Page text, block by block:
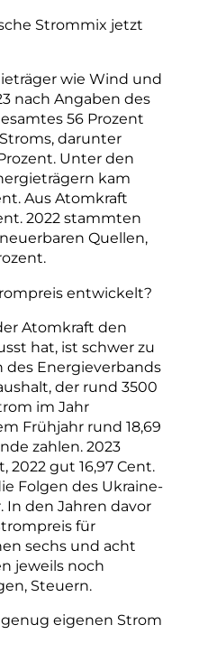
Strommix jetzt
wie Wind und
nach Angaben des
56 Prozent
darunter
Unter den
kam
Aus Atomkraft
2022 stammten
Quellen,
entwickelt?
Atomkraft den
hat, ist schwer zu
des Energieverbands
der rund 3500
im Jahr
Frühjahr rund 18,69
zahlen. 2023
2022 gut 16,97 Cent.
Folgen des Ukraine-
In den Jahren davor
für
sechs und acht
jeweils noch
Steuern.
eigenen Strom